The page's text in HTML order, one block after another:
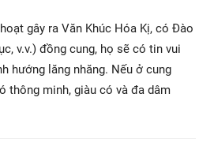
gây ra Văn Khúc Hóa Kị, có Đào
v.v.) đồng cung, họ sẽ có tin vui
hướng lăng nhăng. Nếu ở cung
thông minh, giàu có và đa dâm